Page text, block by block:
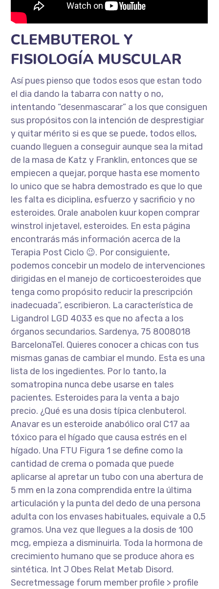
CLEMBUTEROL Y
FISIOLOGÍA MUSCULAR
Así pues pienso que todos esos que estan todo
el dia dando la tabarra con natty o no,
intentando “desenmascarar” a los que consiguen
sus propósitos con la intención de desprestigiar
y quitar mérito si es que se puede, todos ellos,
cuando lleguen a conseguir aunque sea la mitad
de la masa de Katz y Franklin, entonces que se
empiecen a quejar, porque hasta ese momento
lo unico que se habra demostrado es que lo que
les falta es diciplina, esfuerzo y sacrificio y no
esteroides. Orale anabolen kuur kopen comprar
winstrol injetavel, esteroides. En esta página
encontrarás más información acerca de la
Terapia Post Ciclo 😉. Por consiguiente,
podemos concebir un modelo de intervenciones
dirigidas en el manejo de corticoesteroides que
tenga como propósito reducir la prescripción
inadecuada”, escribieron. La característica de
Ligandrol LGD 4033 es que no afecta a los
órganos secundarios. Sardenya, 75 8008018
BarcelonaTel. Quieres conocer a chicas con tus
mismas ganas de cambiar el mundo. Esta es una
lista de los ingedientes. Por lo tanto, la
somatropina nunca debe usarse en tales
pacientes. Esteroides para la venta a bajo
precio. ¿Qué es una dosis típica clenbuterol.
Anavar es un esteroide anabólico oral C17 aa
tóxico para el hígado que causa estrés en el
hígado. Una FTU Figura 1 se define como la
cantidad de crema o pomada que puede
aplicarse al apretar un tubo con una abertura de
5 mm en la zona comprendida entre la última
articulación y la punta del dedo de una persona
adulta con los envases habituales, equivale a 0,5
gramos. Una vez que llegues a la dosis de 100
mcg, empieza a disminuirla. Toda la hormona de
crecimiento humano que se produce ahora es
sintética. Int J Obes Relat Metab Disord.
Secretmessage forum member profile > profile